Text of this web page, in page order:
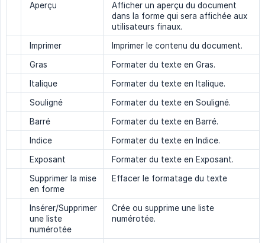
Aperçu
Afficher un aperçu du document
dans la forme qui sera affichée aux
utilisateurs finaux.
Imprimer
Imprimer le contenu du document.
Gras
Formater du texte en Gras.
Italique
Formater du texte en Italique.
Souligné
Formater du texte en Souligné.
Barré
Formater du texte en Barré.
Indice
Formater du texte en Indice.
Exposant
Formater du texte en Exposant.
Supprimer la mise
en forme
Effacer le formatage du texte
Insérer/Supprimer
une liste
numérotée
Crée ou supprime une liste
numérotée.